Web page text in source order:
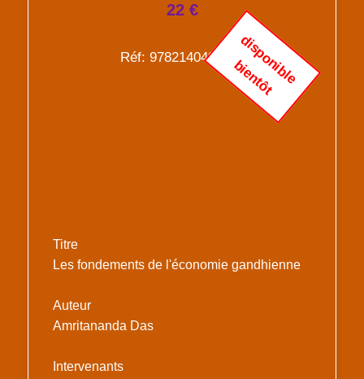
22 €
Réf: 9782140492075d
i
s
p
o
n
i
b
l
e
b
i
e
n
t
ô
t
Titre
Les fondements de l'économie gandhienne
Auteur
Amritananda Das
Intervenants